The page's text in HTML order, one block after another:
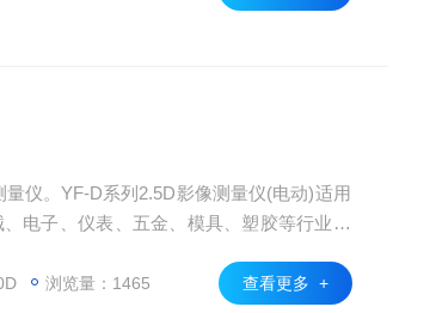
仪。YF-D系列2.5D影像测量仪(电动)适用
电子、仪表、五金、模具、塑胶等行业广
浏览量：1465 查看更多 +